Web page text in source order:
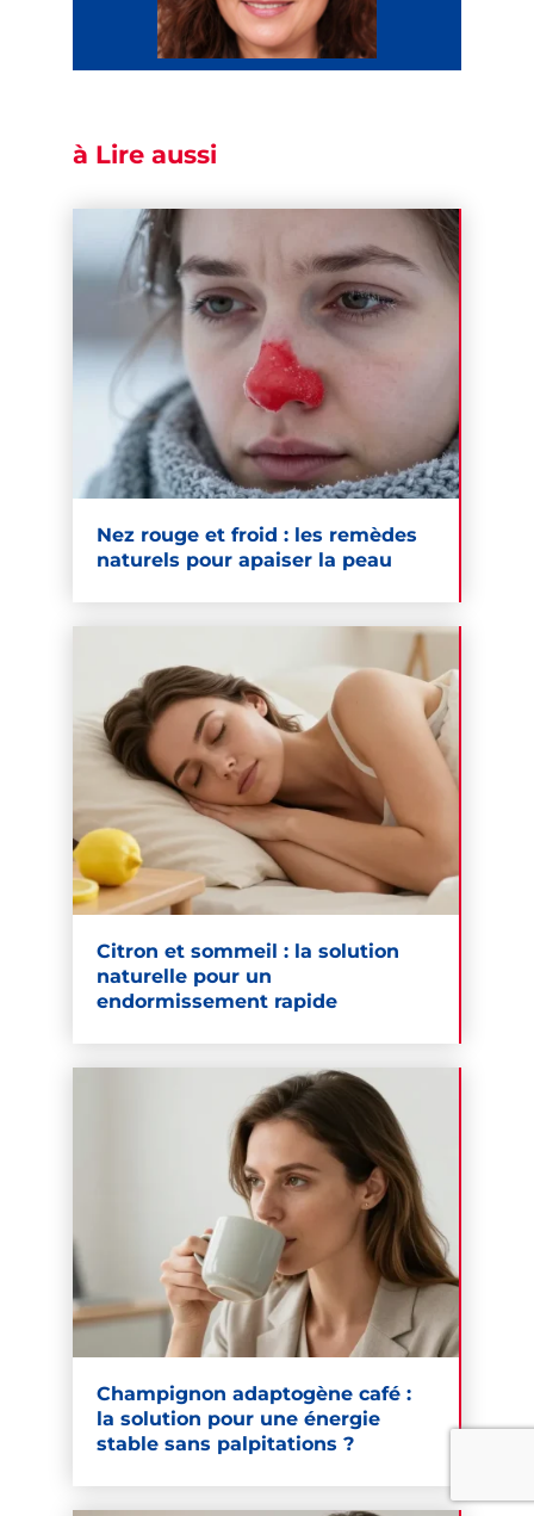
à Lire aussi
Nez rouge et froid : les remèdes
naturels pour apaiser la peau
Citron et sommeil : la solution
naturelle pour un
endormissement rapide
Champignon adaptogène café :
la solution pour une énergie
stable sans palpitations ?